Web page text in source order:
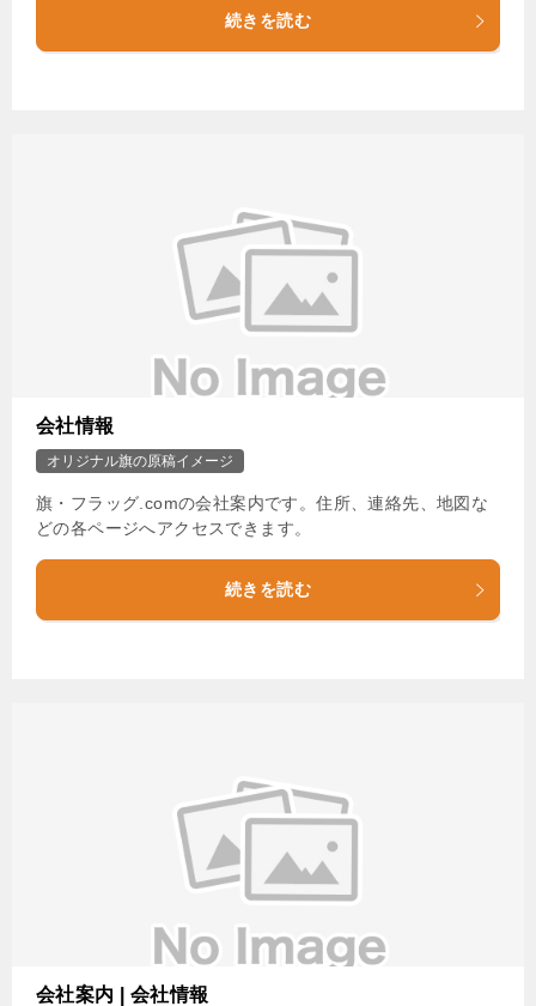
続きを読む
会社情報
オリジナル旗の原稿イメージ
旗・フラッグ.comの会社案内です。住所、連絡先、地図な
どの各ページへアクセスできます。
続きを読む
会社案内 | 会社情報